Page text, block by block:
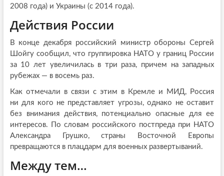
2008 года) и Украины (с 2014 года).
Действия России
В конце декабря российский министр обороны Сергей
Шойгу сообщил, что группировка НАТО у границ России
за 10 лет увеличилась в три раза, причем на западных
рубежах — в восемь раз.
Как отмечали в связи с этим в Кремле и МИД, Россия
ни для кого не представляет угрозы, однако не оставит
без внимания действия, потенциально опасные для ее
интересов. По словам российского постпреда при НАТО
Александра Грушко, страны Восточной Европы
превращаются в плацдарм для военных развертываний.
Между тем…